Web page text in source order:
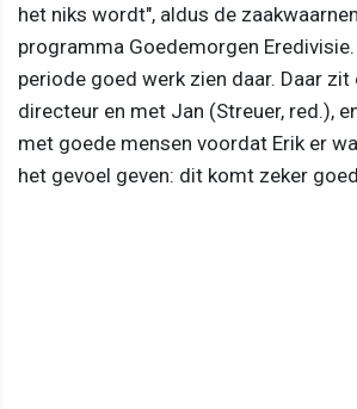
het niks wordt", aldus de
programma Goedemorgen
periode goed werk zien daar. Daar
directeur en met Jan (Streuer, red.),
met goede mensen voordat Erik er
het gevoel geven: dit komt zeker